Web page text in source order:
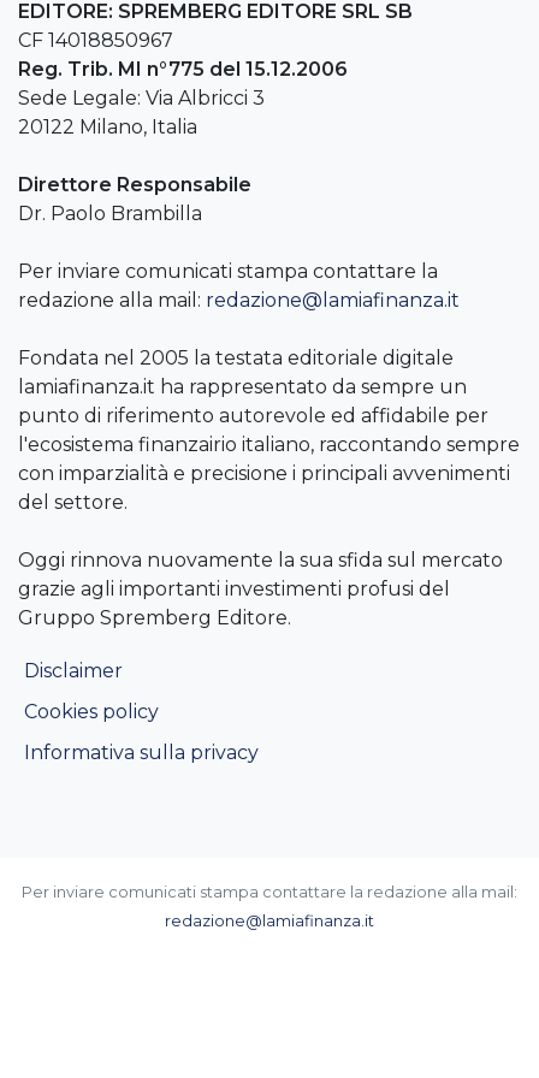
EDITORE: SPREMBERG EDITORE SRL SB
CF 14018850967
Reg. Trib. MI n°775 del 15.12.2006
Sede Legale: Via Albricci 3
20122 Milano, Italia
Direttore Responsabile
Dr. Paolo Brambilla
Per inviare comunicati stampa contattare la
redazione alla mail: redazione@lamiafinanza.it
Fondata nel 2005 la testata editoriale digitale
lamiafinanza.it ha rappresentato da sempre un
punto di riferimento autorevole ed affidabile per
l'ecosistema finanzairio italiano, raccontando sempre
con imparzialità e precisione i principali avvenimenti
del settore.
Oggi rinnova nuovamente la sua sfida sul mercato
grazie agli importanti investimenti profusi del
Gruppo Spremberg Editore.
Disclaimer
Cookies policy
Informativa sulla privacy
Per inviare comunicati stampa contattare la redazione alla mail:
redazione@lamiafinanza.it